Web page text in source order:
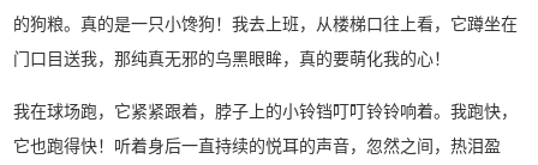
的狗粮。真的是一只小馋狗！我去上班，从楼梯口往上看，它蹲坐在
门口目送我，那纯真无邪的乌黑眼眸，真的要萌化我的心！
我在球场跑，它紧紧跟着，脖子上的小铃铛叮叮铃铃响着。我跑快，
它也跑得快！听着身后一直持续的悦耳的声音，忽然之间，热泪盈